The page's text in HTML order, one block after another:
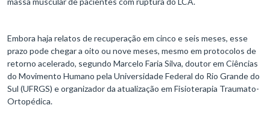
Embora haja relatos de recuperação em cinco e seis meses, esse
prazo pode chegar a oito ou nove meses, mesmo em protocolos de
retorno acelerado, segundo Marcelo Faria Silva, doutor em Ciências
do Movimento Humano pela Universidade Federal do Rio Grande do
Sul (UFRGS) e organizador da atualização em Fisioterapia Traumato-
Ortopédica.